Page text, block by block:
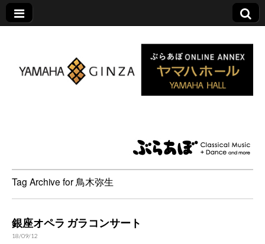
ヤマハホール|ぶら
あぼ特設サイト
Tag Archive for 鳥木弥生
銀座オペラ ガラコンサート
18/09/12